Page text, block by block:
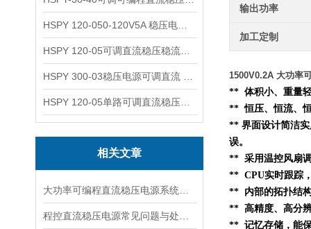
相关文章
输出功率
加工定制
1500V0.2A 大功率
** 体积小、重量
** 恒压、恒流、
** 界面设计简洁
误。
** 采用温控风扇
** CPU实时跟踪
** 内部的拓扑结
** 高精度、高分
** 记忆存储，能